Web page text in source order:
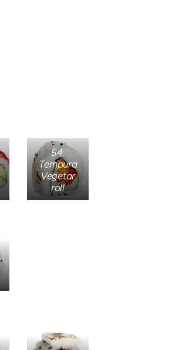
54.
Tempura
Vegetar
roll